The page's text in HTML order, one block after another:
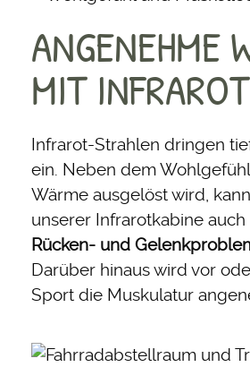
ANGENEHME
MIT INFRAROT
Infrarot-Strahlen dringen
ein. Neben dem
Wärme ausgelöst wird,
unserer Infrarotkabine auch
Rücken- und
Darüber hinaus wird vor
Sport die Muskulatur